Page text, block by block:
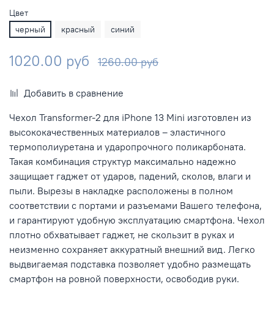
Цвет
черный
красный синий
1020.00 руб 1260.00 руб
Добавить в сравнение
Чехол Transformer-2 для iPhone 13 Mini изготовлен из
высококачественных материалов – эластичного
термополиуретана и ударопрочного поликарбоната.
Такая комбинация структур максимально надежно
защищает гаджет от ударов, падений, сколов, влаги и
пыли. Вырезы в накладке расположены в полном
соответствии с портами и разъемами Вашего телефона,
и гарантируют удобную эксплуатацию смартфона. Чехол
плотно обхватывает гаджет, не скользит в руках и
неизменно сохраняет аккуратный внешний вид. Легко
выдвигаемая подставка позволяет удобно размещать
смартфон на ровной поверхности, освободив руки.